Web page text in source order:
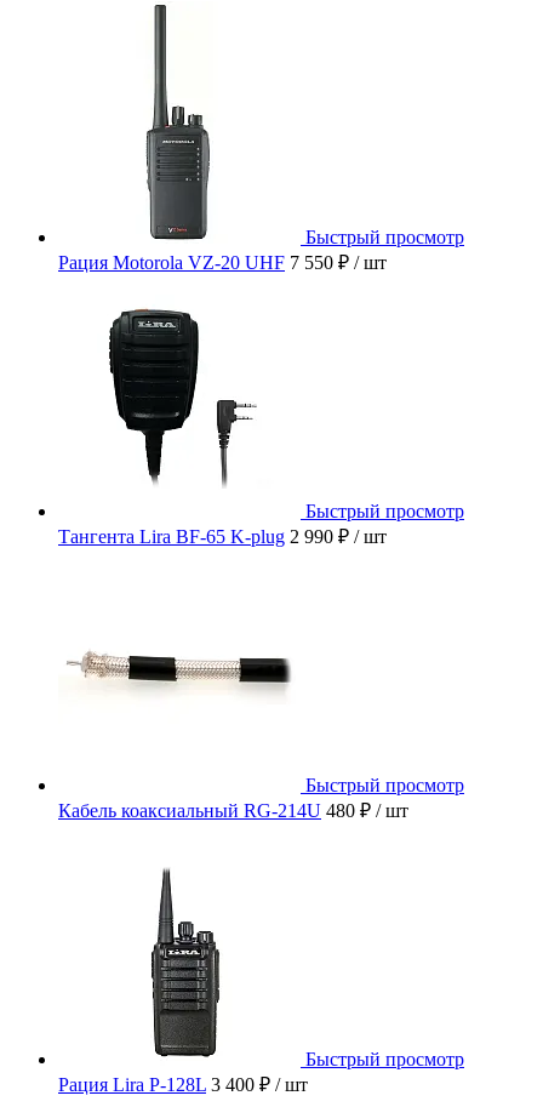
Быстрый просмотр
Рация Motorola VZ-20 UHF 7 550 ₽ / шт
Быстрый просмотр
Тангента Lira BF-65 K-plug 2 990 ₽ / шт
Быстрый просмотр
Кабель коаксиальный RG-214U 480 ₽ / шт
Быстрый просмотр
Рация Lira P-128L 3 400 ₽ / шт